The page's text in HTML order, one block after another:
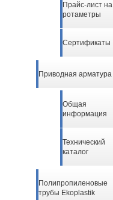
Прайс-лист на
ротаметры
Сертификаты
Приводная арматура
Общая
информация
Технический
каталог
Полипропиленовые
трубы Ekoplastik